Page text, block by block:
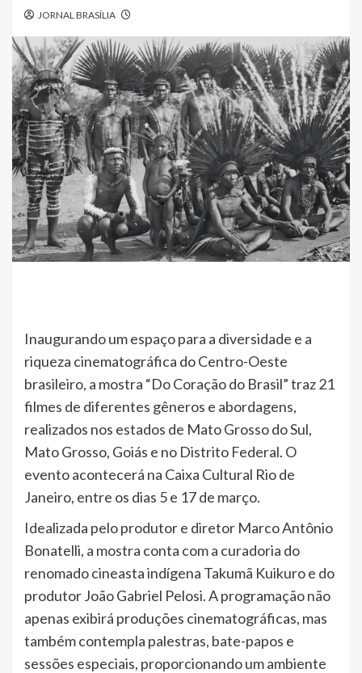
JORNAL BRASÍLIA
Inaugurando um espaço para a diversidade e a
riqueza cinematográfica do Centro-Oeste
brasileiro, a mostra “Do Coração do Brasil” traz 21
filmes de diferentes gêneros e abordagens,
realizados nos estados de Mato Grosso do Sul,
Mato Grosso, Goiás e no Distrito Federal. O
evento acontecerá na Caixa Cultural Rio de
Janeiro, entre os dias 5 e 17 de março.
Idealizada pelo produtor e diretor Marco Antônio
Bonatelli, a mostra conta com a curadoria do
renomado cineasta indígena Takumã Kuikuro e do
produtor João Gabriel Pelosi. A programação não
apenas exibirá produções cinematográficas, mas
também contempla palestras, bate-papos e
sessões especiais, proporcionando um ambiente